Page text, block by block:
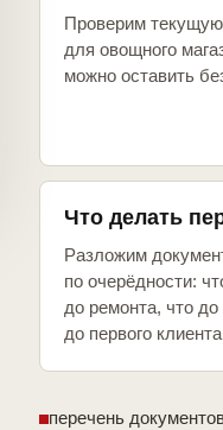
Проверим
для овощного
можно оставить
Что делать
Разложим
по очерёдности:
до ремонта, что
до первого
перечень